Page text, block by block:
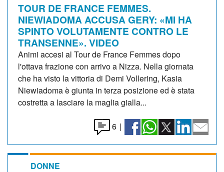
TOUR DE FRANCE FEMMES.
NIEWIADOMA ACCUSA GERY: «MI HA
SPINTO VOLUTAMENTE CONTRO LE
TRANSENNE». VIDEO
Animi accesi al Tour de France Femmes dopo
l'ottava frazione con arrivo a Nizza. Nella giornata
che ha visto la vittoria di Demi Vollering, Kasia
Niewiadoma è giunta in terza posizione ed è stata
costretta a lasciare la maglia gialla...
6 |
DONNE